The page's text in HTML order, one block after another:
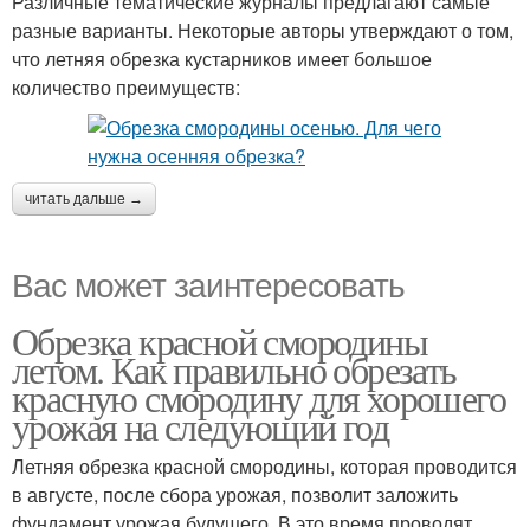
разные варианты. Некоторые авторы утверждают о том,
что летняя обрезка кустарников имеет большое
количество преимуществ:
читать дальше →
Вас может заинтересовать
Обрезка красной смородины
летом. Как правильно обрезать
красную смородину для хорошего
урожая на следующий год
Летняя обрезка красной смородины, которая проводится
в августе, после сбора урожая, позволит заложить